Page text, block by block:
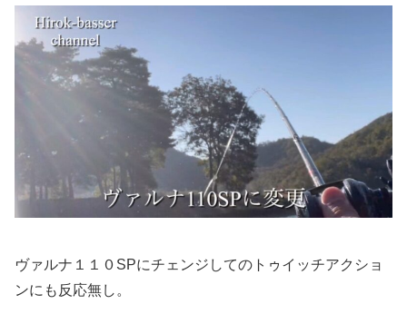
ヴァルナ１１０SPにチェンジしてのトゥイッチアクショ
ンにも反応無し。